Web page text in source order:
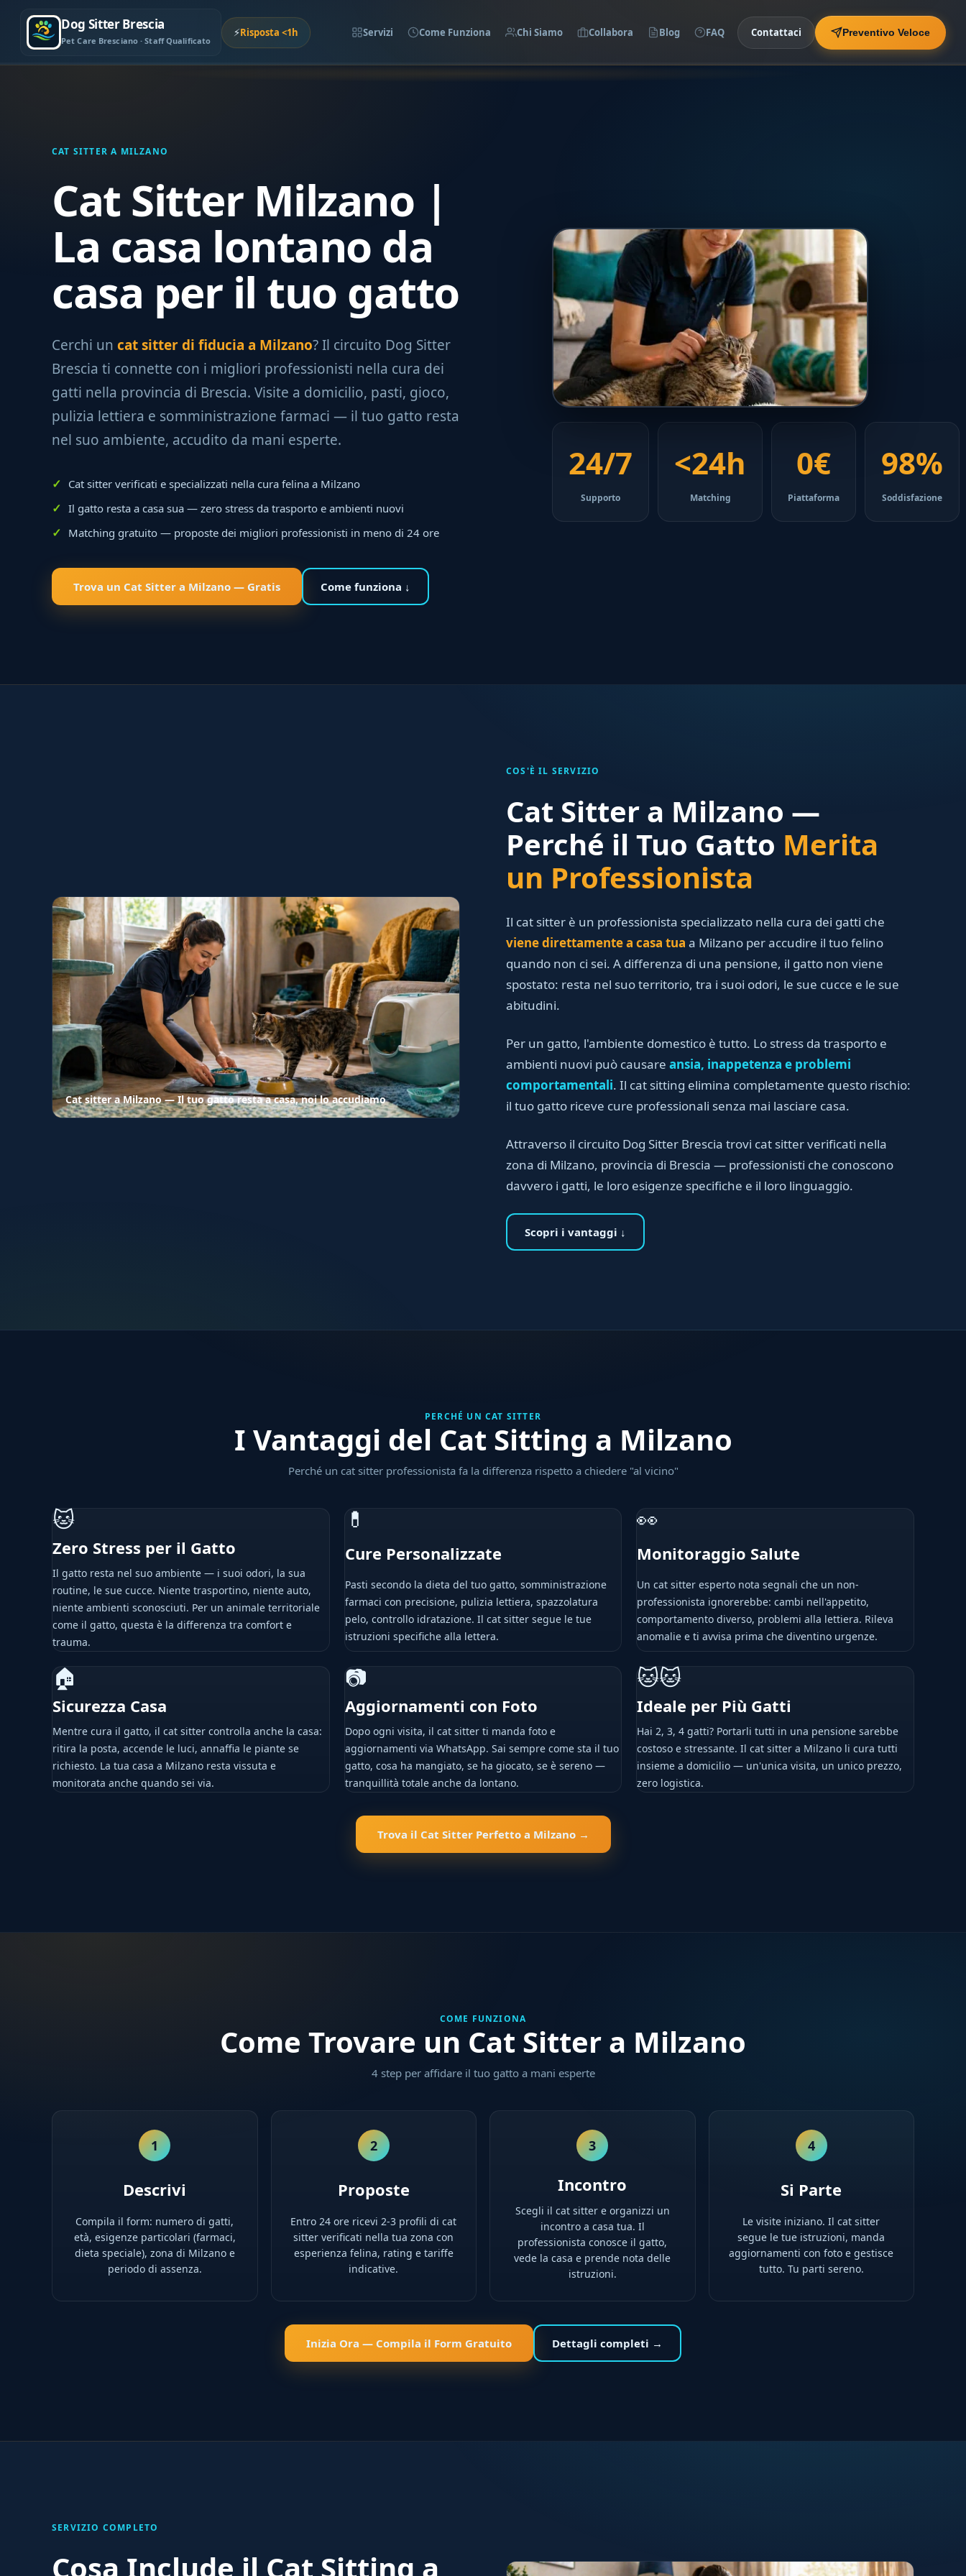
Dog Sitter Brescia
Pet Care Bresciano · Staff Qualificato
⚡Risposta <1h Servizi Come Funziona Chi Siamo Collabora Blog FAQ Contattaci Preventivo Veloce
CAT SITTER A MILZANO
Cat Sitter Milzano |
La casa lontano da
casa per il tuo gatto
Cerchi un cat sitter di fiducia a Milzano? Il circuito Dog Sitter
Brescia ti connette con i migliori professionisti nella cura dei
gatti nella provincia di Brescia. Visite a domicilio, pasti, gioco,
pulizia lettiera e somministrazione farmaci — il tuo gatto resta
nel suo ambiente, accudito da mani esperte.
Cat sitter verificati e specializzati nella cura felina a Milzano
Il gatto resta a casa sua — zero stress da trasporto e ambienti nuovi
Matching gratuito — proposte dei migliori professionisti in meno di 24 ore
Trova un Cat Sitter a Milzano — Gratis Come funziona ↓
24/7
Supporto
<24h
Matching
0€
Piattaforma
98%
Soddisfazione
Cat sitter a Milzano — Il tuo gatto resta a casa, noi lo accudiamo
COS'È IL SERVIZIO
Cat Sitter a Milzano —
Perché il Tuo Gatto Merita
un Professionista
Il cat sitter è un professionista specializzato nella cura dei gatti che
viene direttamente a casa tua a Milzano per accudire il tuo felino
quando non ci sei. A differenza di una pensione, il gatto non viene
spostato: resta nel suo territorio, tra i suoi odori, le sue cucce e le sue
abitudini.
Per un gatto, l'ambiente domestico è tutto. Lo stress da trasporto e
ambienti nuovi può causare ansia, inappetenza e problemi
comportamentali. Il cat sitting elimina completamente questo rischio:
il tuo gatto riceve cure professionali senza mai lasciare casa.
Attraverso il circuito Dog Sitter Brescia trovi cat sitter verificati nella
zona di Milzano, provincia di Brescia — professionisti che conoscono
davvero i gatti, le loro esigenze specifiche e il loro linguaggio.
Scopri i vantaggi ↓
PERCHÉ UN CAT SITTER
I Vantaggi del Cat Sitting a Milzano
Perché un cat sitter professionista fa la differenza rispetto a chiedere "al vicino"
🐱
Zero Stress per il Gatto
Il gatto resta nel suo ambiente — i suoi odori, la sua
routine, le sue cucce. Niente trasportino, niente auto,
niente ambienti sconosciuti. Per un animale territoriale
come il gatto, questa è la differenza tra comfort e
trauma.
💊
Cure Personalizzate
Pasti secondo la dieta del tuo gatto, somministrazione
farmaci con precisione, pulizia lettiera, spazzolatura
pelo, controllo idratazione. Il cat sitter segue le tue
istruzioni specifiche alla lettera.
👀
Monitoraggio Salute
Un cat sitter esperto nota segnali che un non-
professionista ignorerebbe: cambi nell'appetito,
comportamento diverso, problemi alla lettiera. Rileva
anomalie e ti avvisa prima che diventino urgenze.
🏠
Sicurezza Casa
Mentre cura il gatto, il cat sitter controlla anche la casa:
ritira la posta, accende le luci, annaffia le piante se
richiesto. La tua casa a Milzano resta vissuta e
monitorata anche quando sei via.
📷
Aggiornamenti con Foto
Dopo ogni visita, il cat sitter ti manda foto e
aggiornamenti via WhatsApp. Sai sempre come sta il tuo
gatto, cosa ha mangiato, se ha giocato, se è sereno —
tranquillità totale anche da lontano.
🐱🐱
Ideale per Più Gatti
Hai 2, 3, 4 gatti? Portarli tutti in una pensione sarebbe
costoso e stressante. Il cat sitter a Milzano li cura tutti
insieme a domicilio — un'unica visita, un unico prezzo,
zero logistica.
Trova il Cat Sitter Perfetto a Milzano →
COME FUNZIONA
Come Trovare un Cat Sitter a Milzano
4 step per affidare il tuo gatto a mani esperte
1
Descrivi
Compila il form: numero di gatti,
età, esigenze particolari (farmaci,
dieta speciale), zona di Milzano e
periodo di assenza.
2
Proposte
Entro 24 ore ricevi 2-3 profili di cat
sitter verificati nella tua zona con
esperienza felina, rating e tariffe
indicative.
3
Incontro
Scegli il cat sitter e organizzi un
incontro a casa tua. Il
professionista conosce il gatto,
vede la casa e prende nota delle
istruzioni.
4
Si Parte
Le visite iniziano. Il cat sitter
segue le tue istruzioni, manda
aggiornamenti con foto e gestisce
tutto. Tu parti sereno.
Inizia Ora — Compila il Form Gratuito Dettagli completi →
SERVIZIO COMPLETO
Cosa Include il Cat Sitting a